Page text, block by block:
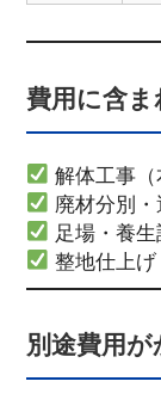
費用に含
解体工事（
廃材分別
足場・養生
整地仕上げ
別途費用